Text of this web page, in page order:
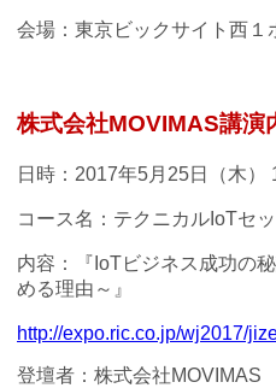
会場：東京ビックサイト西１
株式会社MOVIMAS講演
日時：2017年5月25日（木）
コース名：テクニカルIoTセ
内容：『IoTビジネス成功の
める理由～』
http://expo.ric.co.jp/wj2017/
登壇者：株式会社